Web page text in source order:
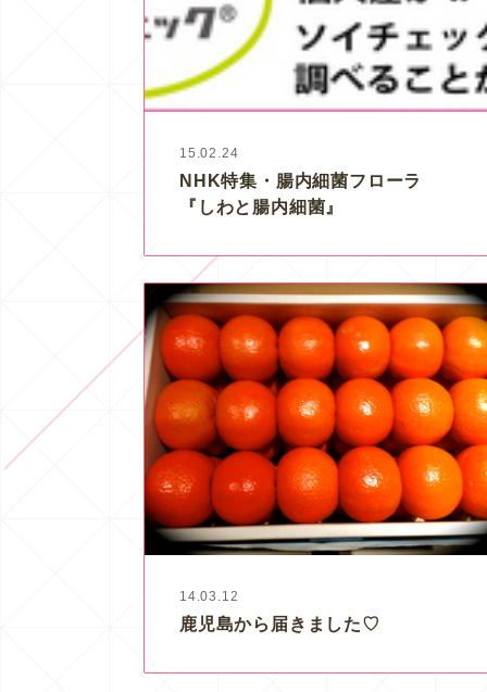
15.02.24
NHK特集・腸内細菌フローラ
『しわと腸内細菌』
14.03.12
鹿児島から届きました♡